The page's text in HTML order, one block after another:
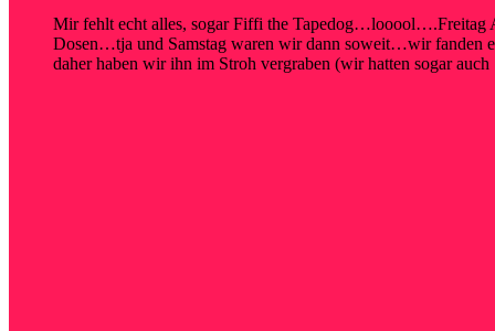
Mir fehlt echt alles, sogar Fiffi the Tapedog…looool….Freitag
Dosen…tja und Samstag waren wir dann soweit…wir fanden
daher haben wir ihn im Stroh vergraben (wir hatten sogar